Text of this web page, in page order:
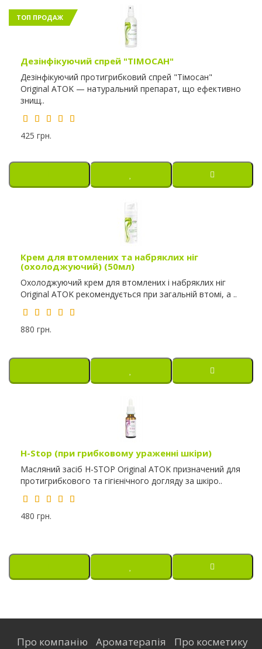
ТОП ПРОДАЖ
Дезінфікуючий спрей "ТІМОСАН"
Дезінфікуючий протигрибковий спрей "Тімосан"
Original ATOK — натуральний препарат, що ефективно
знищ..
425 грн.
Крем для втомлених та набряклих ніг
(охолоджуючий) (50мл)
Охолоджуючий крем для втомлених і набряклих ніг
Original ATOK рекомендується при загальній втомі, а ..
880 грн.
H-Stop (при грибковому ураженні шкіри)
Масляний засіб H-STOP Original ATOK призначений для
протигрибкового та гігієнічного догляду за шкіро..
480 грн.
Про компанію Ароматерапія
Про косметику